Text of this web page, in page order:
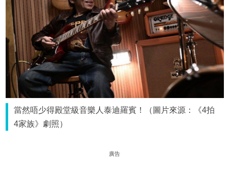
當然唔少得殿堂級音樂人泰迪羅賓！（圖片來源：《4拍
4家族》劇照）
廣告